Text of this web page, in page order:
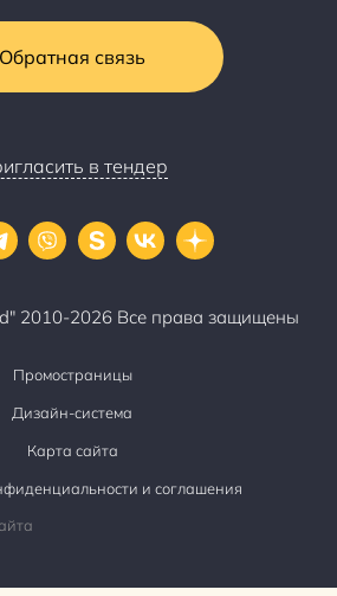
Обратная связь
в тендер
2010-2026 Все права защищены
Промостраницы
Дизайн-система
Карта сайта
и соглашения